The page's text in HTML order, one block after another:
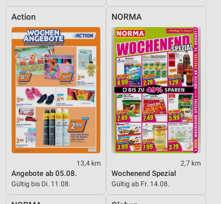
Action
13,4 km
Angebote ab 05.08.
Gültig bis Di. 11.08.
NORMA
2,7 km
Wochenend Spezial
Gültig ab Fr. 14.08.
Erstellung von Profilen für personalisierte
Werbung
Verwendung von Profilen zur Auswahl
personalisierter Werbung
Erstellung von Profilen zur Personalisierung
von Inhalten
Verwendung von Profilen zur Auswahl
personalisierter Inhalte
Messung der Werbeleistung
Messung der Performance von Inhalten
Analyse von Zielgruppen durch Statistiken oder
Kombinationen von Daten aus verschiedenen
Quellen